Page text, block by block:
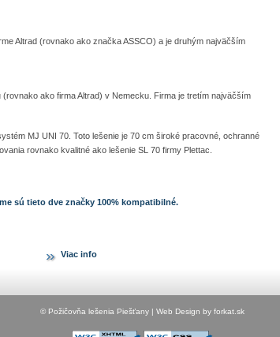
Altrad (rovnako ako značka ASSCO) a je druhým najväčším
ako firma Altrad) v Nemecku. Firma je tretím najväčším
MJ UNI 70. Toto lešenie je 70 cm široké pracovné, ochranné
rovnako kvalitné ako lešenie SL 70 firmy Plettac.
sú tieto dve značky 100% kompatibilné.
Viac info
© Požičovňa lešenia Piešťany | Web Design by forkat.sk